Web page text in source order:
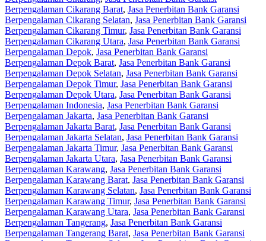
Berpengalaman Cikarang Barat, Jasa Penerbitan Bank Garansi
Berpengalaman Cikarang Selatan, Jasa Penerbitan Bank Garansi
Berpengalaman Cikarang Timur, Jasa Penerbitan Bank Garansi
Berpengalaman Cikarang Utara, Jasa Penerbitan Bank Garansi
Berpengalaman Depok, Jasa Penerbitan Bank Garansi
Berpengalaman Depok Barat, Jasa Penerbitan Bank Garansi
Berpengalaman Depok Selatan, Jasa Penerbitan Bank Garansi
Berpengalaman Depok Timur, Jasa Penerbitan Bank Garansi
Berpengalaman Depok Utara, Jasa Penerbitan Bank Garansi
Berpengalaman Indonesia, Jasa Penerbitan Bank Garansi
Berpengalaman Jakarta, Jasa Penerbitan Bank Garansi
Berpengalaman Jakarta Barat, Jasa Penerbitan Bank Garansi
Berpengalaman Jakarta Selatan, Jasa Penerbitan Bank Garansi
Berpengalaman Jakarta Timur, Jasa Penerbitan Bank Garansi
Berpengalaman Jakarta Utara, Jasa Penerbitan Bank Garansi
Berpengalaman Karawang, Jasa Penerbitan Bank Garansi
Berpengalaman Karawang Barat, Jasa Penerbitan Bank Garansi
Berpengalaman Karawang Selatan, Jasa Penerbitan Bank Garansi
Berpengalaman Karawang Timur, Jasa Penerbitan Bank Garansi
Berpengalaman Karawang Utara, Jasa Penerbitan Bank Garansi
Berpengalaman Tangerang, Jasa Penerbitan Bank Garansi
Berpengalaman Tangerang Barat, Jasa Penerbitan Bank Garansi